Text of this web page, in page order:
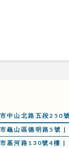
市中山北路五段
龜山區德明路5號
市基河路130號4樓